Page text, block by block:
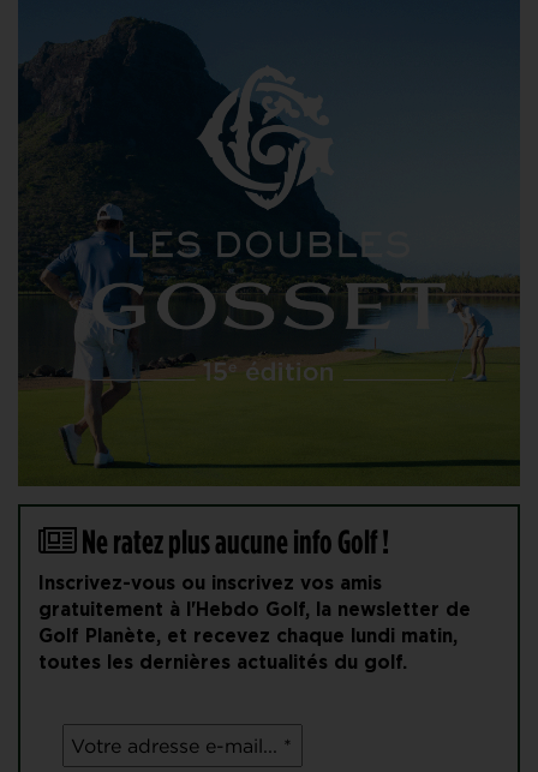
Ne ratez plus aucune info Golf !
Inscrivez-vous ou inscrivez vos amis
gratuitement à l'Hebdo Golf, la newsletter de
Golf Planète, et recevez chaque lundi matin,
toutes les dernières actualités du golf.